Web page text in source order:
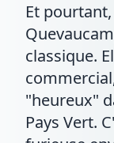
Et
classique.
"heureux"
Pays Vert.